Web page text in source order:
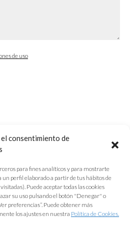
consentimiento de
para fines analíticos y para mostrarte
un perfil elaborado a partir de tus hábitos de
Puede aceptar todas las cookies
su uso pulsando el botón "Denegar" o
preferencias”. Puede obtener más
los ajustes en nuestra Política de Cookies.
de uso
de Cádiz
de uso